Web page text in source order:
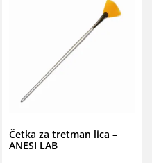
Brz pregled
Četka za tretman lica –
ANESI LAB